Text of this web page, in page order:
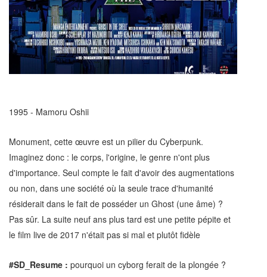
1995 - Mamoru Oshii
Monument, cette œuvre est un pilier du Cyberpunk.
Imaginez donc : le corps, l'origine, le genre n'ont plus
d'importance. Seul compte le fait d'avoir des augmentations
ou non, dans une société où la seule trace d'humanité
résiderait dans le fait de posséder un Ghost (une âme) ?
Pas sûr. La suite neuf ans plus tard est une petite pépite et
le film live de 2017 n'était pas si mal et plutôt fidèle
#SD_Resume : pourquoi un cyborg ferait de la plongée ?